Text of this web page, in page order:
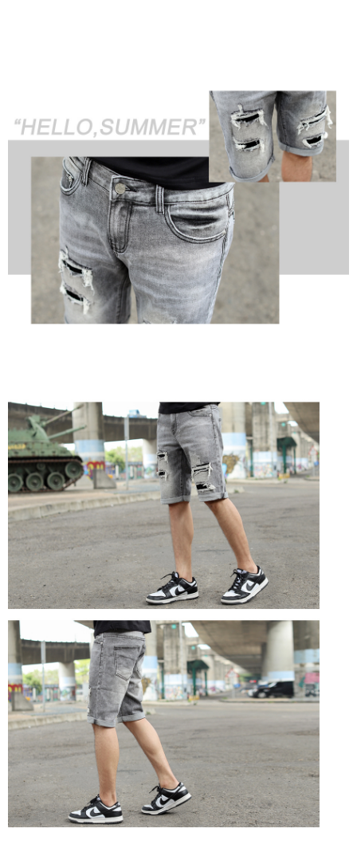
５．嚴禁一人註冊多個帳號或使用他人資訊註冊。若發現惡意使用之情形，
恩沛科技股份有限公司將有權停止該用戶之使用額度並採取法律行動。